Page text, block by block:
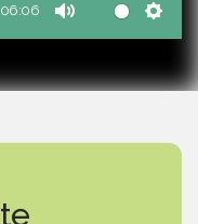
06:06
Mute